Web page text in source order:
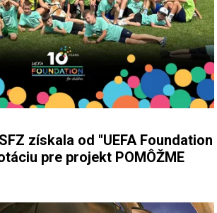
získala od "UEFA Foundation
pre projekt POMÔŽME